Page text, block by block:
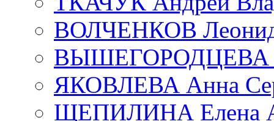
ВОЛЧЕНКОВ Леонид
ВЫШЕГОРОДЦЕВА
ЯКОВЛЕВА Анна
ЩЕПИЛИНА Елена